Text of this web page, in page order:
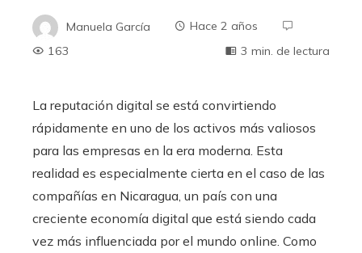
Manuela García
Hace 2 años
163
3 min. de lectura
La reputación digital se está convirtiendo
rápidamente en uno de los activos más valiosos
para las empresas en la era moderna. Esta
realidad es especialmente cierta en el caso de las
compañías en Nicaragua, un país con una
creciente economía digital que está siendo cada
vez más influenciada por el mundo online. Como